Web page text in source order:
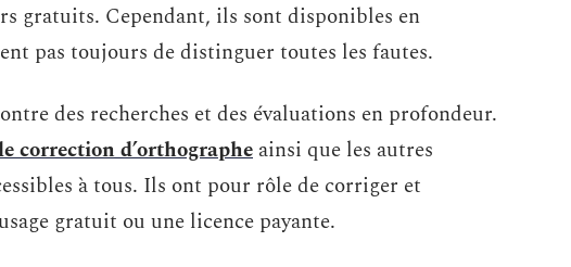
gratuits. Cependant, ils sont disponibles en
pas toujours de distinguer toutes les fautes.
des recherches et des évaluations en profondeur.
correction d’orthographe ainsi que les autres
à tous. Ils ont pour rôle de corriger et
gratuit ou une licence payante.